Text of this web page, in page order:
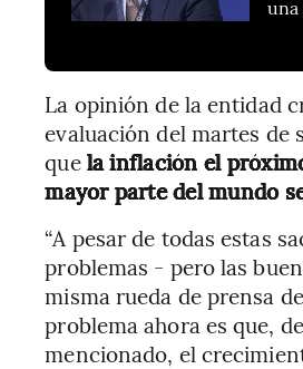
La opinión de la entidad
evaluación del martes
quela inflación el
mayor parte del mundo
“A pesar de todas estas
problemas - pero las
misma rueda de prensa
problema ahora es que,
mencionado, el